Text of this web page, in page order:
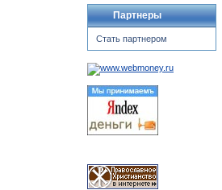
Партнеры
Стать партнером